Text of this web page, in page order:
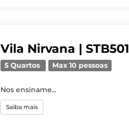
Vila Nirvana | STB501
5 Quartos Max 10 pessoas
Nos ensiname...
Saiba mais